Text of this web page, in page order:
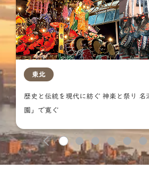
東北
歴史と伝統を現代に紡ぐ 神楽と祭り 名
園」で寛ぐ
1